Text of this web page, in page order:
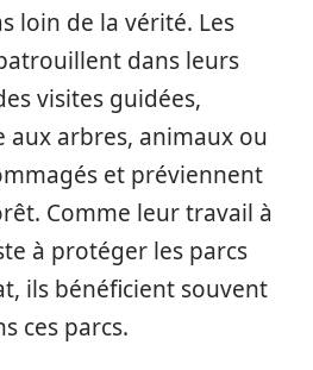
loin de la vérité. Les
dans leurs
visites guidées,
aux arbres, animaux ou
et préviennent
Comme leur travail à
à protéger les parcs
ils bénéficient souvent
ces parcs.